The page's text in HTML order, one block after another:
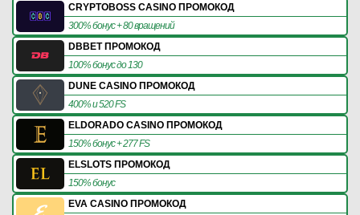
CRYPTOBOSS CASINO ПРОМОКОД
300% бонус + 80 вращений
DBBET ПРОМОКОД
100% бонус до 130
DUNE CASINO ПРОМОКОД
400% и 520 FS
ELDORADO CASINO ПРОМОКОД
150% бонус + 277 FS
ELSLOTS ПРОМОКОД
150% бонус
EVA CASINO ПРОМОКОД